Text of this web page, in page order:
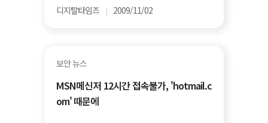
디지탈타임즈 | 2009/11/02
보안 뉴스
MSN메신저 12시간 접속불가, 'hotmail.c
om' 때문에